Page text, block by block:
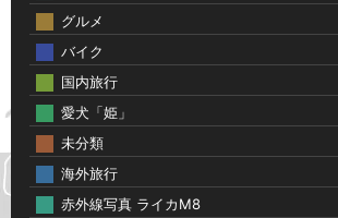
グルメ
バイク
国内旅行
愛犬「姫」
未分類
海外旅行
赤外線写真 ライカM8